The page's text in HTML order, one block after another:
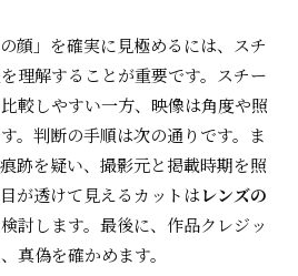
顔」を確実に見極めるには、スチ
理解することが重要です。スチー
較しやすい一方、映像は角度や照
。判断の手順は次の通りです。ま
跡を疑い、撮影元と掲載時期を照
が透けて見えるカットはレンズの
討します。最後に、作品クレジッ
真偽を確かめます。